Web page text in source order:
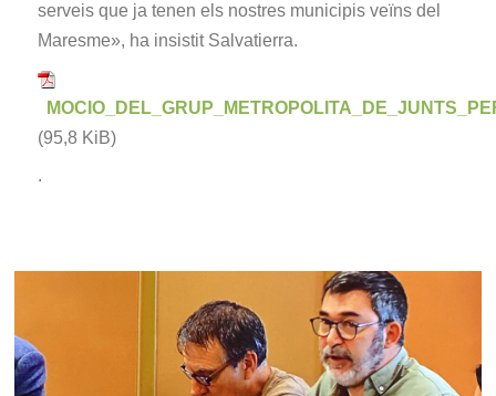
serveis que ja tenen els nostres municipis veïns del
Maresme», ha insistit Salvatierra.
(95,8 KiB)
.